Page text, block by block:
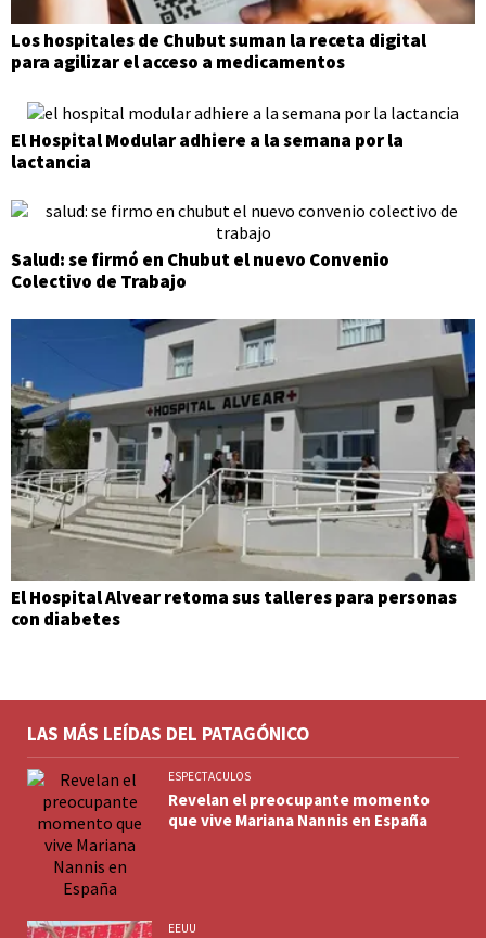
Los hospitales de Chubut suman la receta digital
para agilizar el acceso a medicamentos
El Hospital Modular adhiere a la semana por la
lactancia
Salud: se firmó en Chubut el nuevo Convenio
Colectivo de Trabajo
El Hospital Alvear retoma sus talleres para personas
con diabetes
LAS MÁS LEÍDAS DEL PATAGÓNICO
ESPECTACULOS
Revelan el preocupante momento
que vive Mariana Nannis en España
EEUU